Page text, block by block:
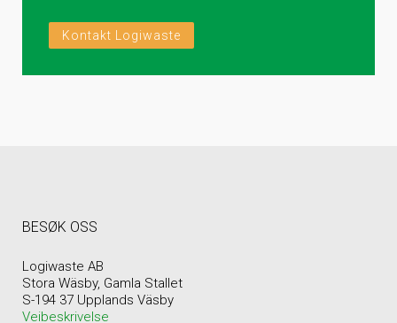
Kontakt Logiwaste
BESØK OSS
Logiwaste AB
Stora Wäsby, Gamla Stallet
S-194 37 Upplands Väsby
Veibeskrivelse